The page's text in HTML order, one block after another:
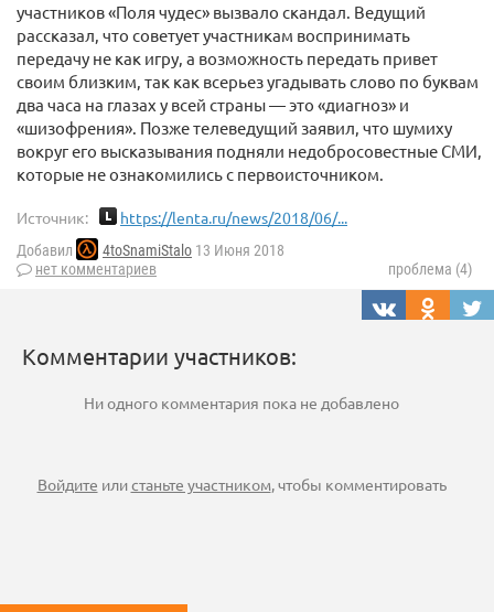
участников «Поля чудес» вызвало скандал. Ведущий
рассказал, что советует участникам воспринимать
передачу не как игру, а возможность передать привет
своим близким, так как всерьез угадывать слово по буквам
два часа на глазах у всей страны — это «диагноз» и
«шизофрения». Позже телеведущий заявил, что шумиху
вокруг его высказывания подняли недобросовестные СМИ,
которые не ознакомились с первоисточником.
Источник: https://lenta.ru/news/2018/06/...
Добавил 4toSnamiStalo 13 Июня 2018
нет комментариев
проблема (4)
Комментарии участников:
Ни одного комментария пока не добавлено
Войдите илистаньте участником, чтобы комментировать